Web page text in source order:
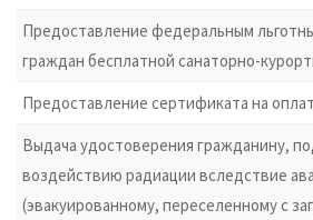
Предоставление федеральным
граждан бесплатной санаторно-
Предоставление сертификата на
Выдача удостоверения гражданину,
воздействию радиации вследствие
(эвакуированному, переселенному с